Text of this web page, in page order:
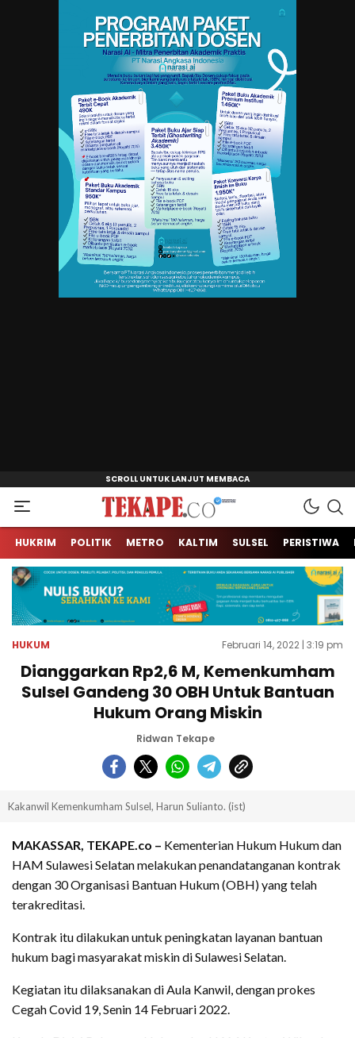
Tekape.co
Jendela Informasi Kita
HUKRIM POLITIK METRO KALTIM SULSEL PERISTIWA
HUKUM Februari 14, 2022 | 3:19 pm
Dianggarkan Rp2,6 M, Kemenkumham
Sulsel Gandeng 30 OBH Untuk Bantuan
Hukum Orang Miskin
Ridwan Tekape
Kakanwil Kemenkumham Sulsel, Harun Sulianto. (ist)
MAKASSAR, TEKAPE.co – Kementerian Hukum Hukum dan
HAM Sulawesi Selatan melakukan penandatanganan kontrak
dengan 30 Organisasi Bantuan Hukum (OBH) yang telah
terakreditasi.
Kontrak itu dilakukan untuk peningkatan layanan bantuan
hukum bagi masyarakat miskin di Sulawesi Selatan.
Kegiatan itu dilaksanakan di Aula Kanwil, dengan prokes
Cegah Covid 19, Senin 14 Februari 2022.